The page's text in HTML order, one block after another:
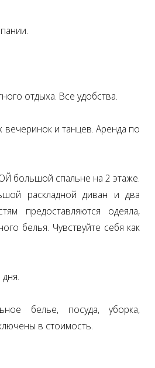
отдыха. Все удобства.
и танцев. Аренда по
большой спальне на 2 этаже.
раскладной диван и два
предоставляются одеяла,
белья. Чувствуйте себя как
белье, посуда, уборка,
в стоимость.